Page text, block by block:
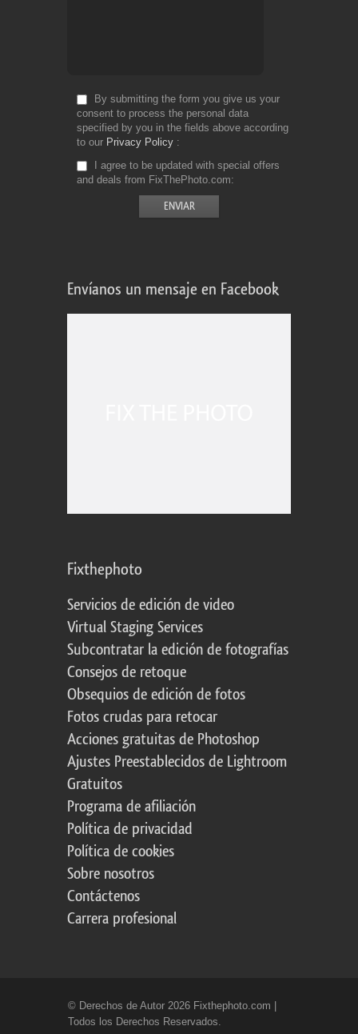
By submitting the form you give us your
consent to process the personal data
specified by you in the fields above according
to our Privacy Policy
I agree to be updated with special offers
and deals from FixThePhoto.com
Envíanos un mensaje en Facebook
Fixthephoto
Servicios de edición de video
Virtual Staging Services
Subcontratar la edición de fotografías
Consejos de retoque
Obsequios de edición de fotos
Fotos crudas para retocar
Acciones gratuitas de Photoshop
Ajustes Preestablecidos de Lightroom
Gratuitos
Programa de afiliación
Política de privacidad
Política de cookies
Sobre nosotros
Contáctenos
Carrera profesional
© Derechos de Autor 2026 Fixthephoto.com |
Todos los Derechos Reservados.